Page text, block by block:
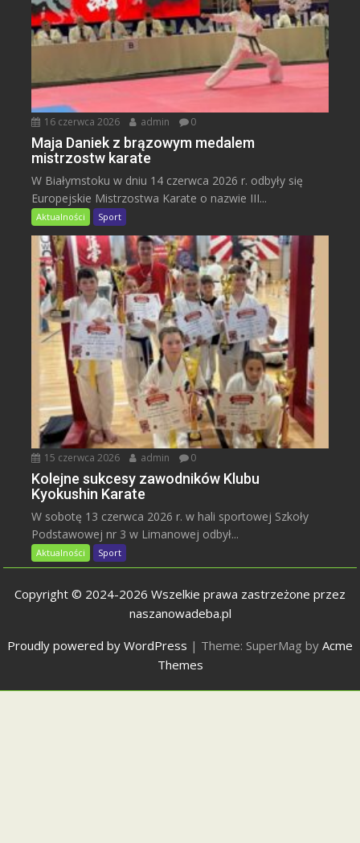
16 czerwca 2026 admin 0
Maja Daniek z brązowym medalem
mistrzostw karate
W Białymstoku w dniu 14 czerwca 2026 r. odbyły się
Europejskie Mistrzostwa Karate o nazwie III...
Aktualności Sport
15 czerwca 2026 admin 0
Kolejne sukcesy zawodników Klubu
Kyokushin Karate
W sobotę 13 czerwca 2026 r. w hali sportowej Szkoły
Podstawowej nr 3 w Limanowej odbył...
Aktualności Sport
Copyright © 2024-2026 Wszelkie prawa zastrzeżone przez
naszanowadeba.pl
Proudly powered by WordPress | Theme: SuperMag by Acme
Themes